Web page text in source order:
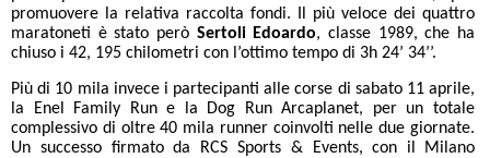
promuovere la relativa raccolta fondi. Il più veloce dei quattro
maratoneti è stato però Sertoli Edoardo, classe 1989, che ha
chiuso i 42, 195 chilometri con l’ottimo tempo di 3h 24’ 34’’.
Più di 10 mila invece i partecipanti alle corse di sabato 11 aprile,
la Enel Family Run e la Dog Run Arcaplanet, per un totale
complessivo di oltre 40 mila runner coinvolti nelle due giornate.
Un successo firmato da RCS Sports & Events, con il
Milano